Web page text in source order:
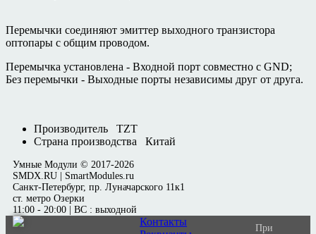
Перемычки соединяют эмиттер выходного транзистора
оптопары с общим проводом.
Перемычка установлена - Входной порт совместно с GND;
Без перемычки - Выходные порты независимы друг от друга.
Производитель
TZT
Страна производства
Китай
Умные Модули © 2017-2026
SMDX.RU | SmartModules.ru
Санкт-Петербург, пр. Луначарского 11к1
ст. метро Озерки
11:00 - 20:00 | ВС : выходной
Контакты
При